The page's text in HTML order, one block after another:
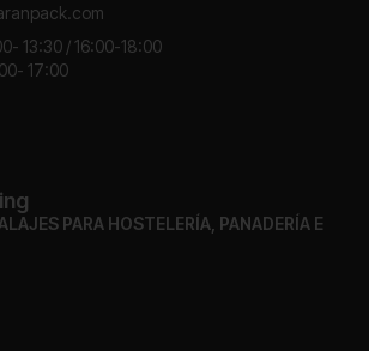
13:30 / 16:00-18:00
17:00
PARA HOSTELERÍA, PANADERÍA E